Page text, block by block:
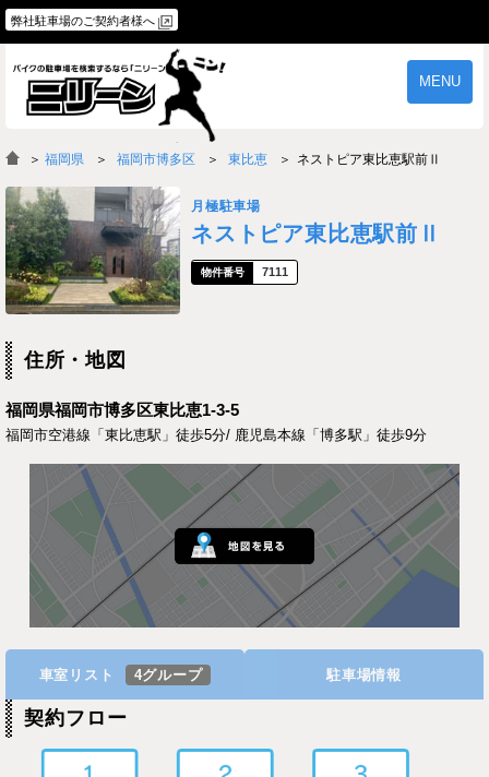
弊社駐車場のご契約者様へ
MENU
物件一覧 ご契約の流れ
よくあるご質問
＞ 福岡県 福岡市博多区 東比恵 ネストピア東比恵駅前Ⅱ
月極駐車場
ネストピア東比恵駅前Ⅱ
7111
住所・地図
福岡県福岡市博多区東比恵1-3-5
福岡市空港線「東比恵駅」徒歩5分/ 鹿児島本線「博多駅」徒歩9分
車室リスト 4グループ 駐車場情報
契約フロー